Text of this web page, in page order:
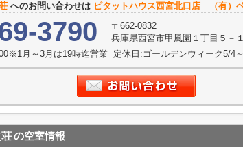
へのお問い合わせは ピタットハウス西宮北口店 （有）
3790
〒662-0832
兵庫県西宮市甲風園１丁目５－
月～3月は19時迄営業 定休日:ゴールデンウィーク5/4
の空室情報